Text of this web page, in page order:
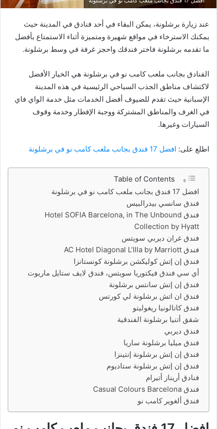
عند زيارة برشلونة، يمكن البقاء في أحد فنادق في المدينة حيث
يمكنك الاسترخاء في مواقع شهيرة ومتميزة أثناء الاستمتاع بأفضل
ما تقدمه برشلونة فاختر فندقك واحجز غرفة في وسط برشلونة.
الفنادق بجانب ملعب كامب نو في برشلونة هي الخيار الأفضل
لاكتشاف مناطق الجذب السياحي الرئيسية في هذه المدينة
الإسبانية حيث تقدم للضيوف أفضل الخدمات مثل خدمة الواي فاي
في الغرف والمناطق المشتركة ووجبة الإفطار وخدمة وقوف
السيارات وغيرها.
اطلع على: افضل 17 فندق بجانب ملعب كامب نو في برشلونة
Table of Contents
افضل 17 فندق بجانب ملعب كامب نو في برشلونة
فندق سانسي بيدرالبيس
فندق Hotel SOFIA Barcelona, in The Unbound
Collection by Hyatt
فندق غران ديربي سويتس
فندق AC Hotel Diagonal L’Illa by Marriott
فندق إن إتش كوليكشن برشلونة كونستانزا
أي سي فندق فيكتوريا سويتس، فندق لايف ستايل ماريوت
فندق إن إتش سانتس برشلونة
فندق ان اتش برشلونة لي كورتس
فندق كاتالونيا ريغوليتو
شقق أتنيا برشلونة الفندقية
فندق ديربي
فندق ميليا برشلونة ساريا
فندق إن إتش برشلونة إنتينزا
فندق إن إتش برشلونة ستاديوم
فنادق أريناز أتيرام
فندق Casual Colours Barcelona
فندق ألغوير كامب نو